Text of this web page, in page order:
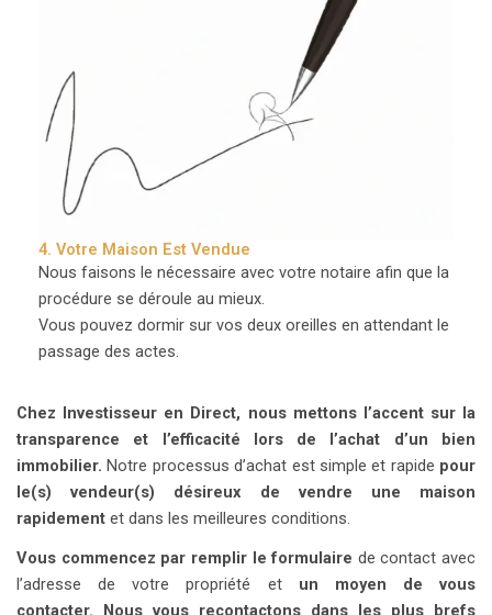
4. Votre Maison Est Vendue
Nous faisons le nécessaire avec votre notaire afin que la
procédure se déroule au mieux.
Vous pouvez dormir sur vos deux oreilles en attendant le
passage des actes.
Chez Investisseur en Direct, nous mettons l’accent sur la
transparence et l’efficacité lors de l’achat d’un bien
immobilier. Notre processus d’achat est simple et rapide pour
le(s) vendeur(s) désireux de vendre une maison
rapidement et dans les meilleures conditions.
Vous commencez par remplir le formulaire de contact avec
l’adresse de votre propriété et un moyen de vous
contacter.
Nous vous recontactons dans les plus brefs